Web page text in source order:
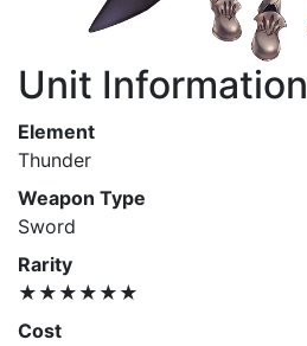
Unit Information
Element
Thunder
Weapon Type
Sword
Rarity
★★★★★★
Cost